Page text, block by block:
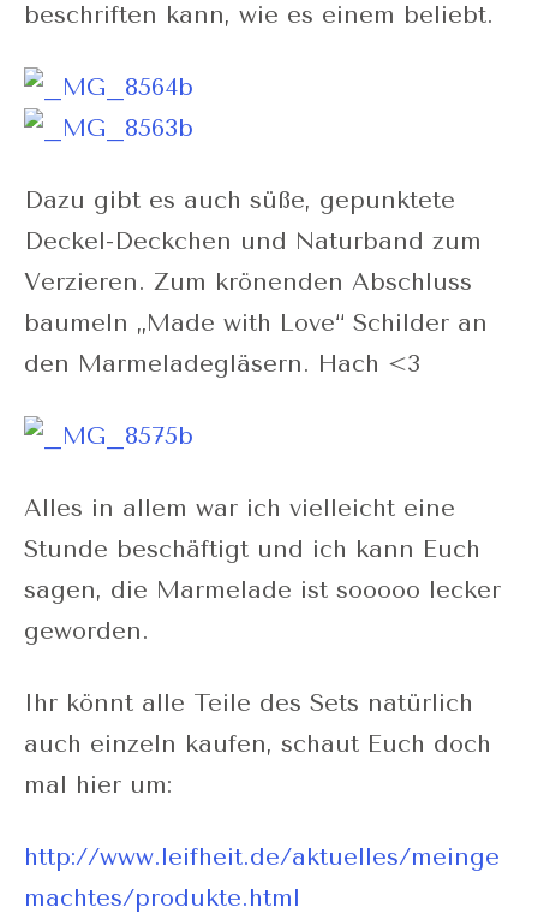
beschriften kann, wie es einem beliebt.
Dazu gibt es auch süße, gepunktete
Deckel-Deckchen und Naturband zum
Verzieren. Zum krönenden Abschluss
baumeln „Made with Love“ Schilder an
den Marmeladegläsern. Hach <3
Alles in allem war ich vielleicht eine
Stunde beschäftigt und ich kann Euch
sagen, die Marmelade ist sooooo lecker
geworden.
Ihr könnt alle Teile des Sets natürlich
auch einzeln kaufen, schaut Euch doch
mal hier um:
http://www.leifheit.de/aktuelles/meinge
machtes/produkte.html